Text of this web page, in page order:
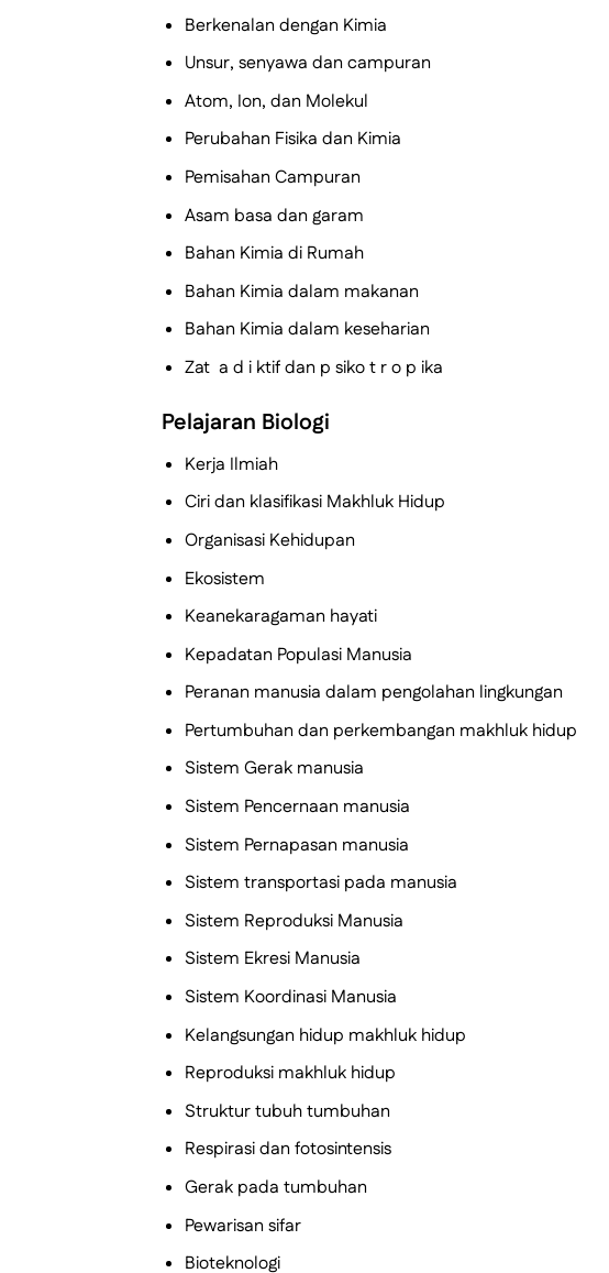
Berkenalan dengan Kimia
Unsur, senyawa dan campuran
Atom, Ion, dan Molekul
Perubahan Fisika dan Kimia
Pemisahan Campuran
Asam basa dan garam
Bahan Kimia di Rumah
Bahan Kimia dalam makanan
Bahan Kimia dalam keseharian
Zat a d i ktif dan p siko t r o p ika
Pelajaran Biologi
Kerja Ilmiah
Ciri dan klasifikasi Makhluk Hidup
Organisasi Kehidupan
Ekosistem
Keanekaragaman hayati
Kepadatan Populasi Manusia
Peranan manusia dalam pengolahan lingkungan
Pertumbuhan dan perkembangan makhluk hidup
Sistem Gerak manusia
Sistem Pencernaan manusia
Sistem Pernapasan manusia
Sistem transportasi pada manusia
Sistem Reproduksi Manusia
Sistem Ekresi Manusia
Sistem Koordinasi Manusia
Kelangsungan hidup makhluk hidup
Reproduksi makhluk hidup
Struktur tubuh tumbuhan
Respirasi dan fotosintensis
Gerak pada tumbuhan
Pewarisan sifar
Bioteknologi